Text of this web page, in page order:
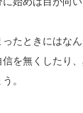
たときにはな
を無くしたり
。